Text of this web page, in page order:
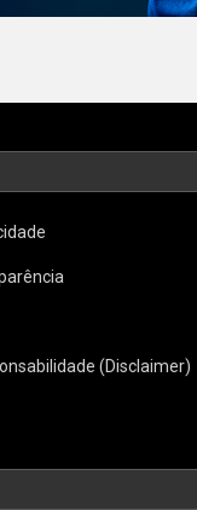
(Disclaimer)